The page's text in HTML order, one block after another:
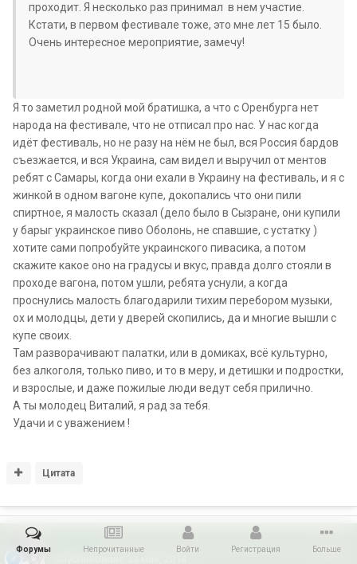
проходит. Я несколько раз принимал в нем участие.
Кстати, в первом фестивале тоже, это мне лет 15 было.
Очень интересное мероприятие, замечу!
Я то заметил родной мой братишка, а что с Оренбурга нет
народа на фестивале, что не отписал про нас. У нас когда
идёт фестиваль, но не разу на нём не был, вся Россия бардов
съезжается, и вся Украина, сам видел и выручил от ментов
ребят с Самары, когда они ехали в Украину на фестиваль, и я с
жинкой в одном вагоне купе, докопались что они пили
спиртное, я малость сказал (дело было в Сызране, они купили
у барыг украинское пиво Оболонь, не спавшие, с устатку )
хотите сами попробуйте украинского пивасика, а потом
скажите какое оно на градусы и вкус, правда долго стояли в
проходе вагона, потом ушли, ребята уснули, а когда
проснулись малость благодарили тихим перебором музыки,
ох и молодцы, дети у дверей скопились, да и многие вышли с
купе своих.
Там разворачивают палатки, или в домиках, всё культурно,
без алкоголя, только пиво, и то в меру, и детишки и подростки,
и взрослые, и даже пожилые люди ведут себя прилично.
А ты молодец Виталий, я рад за тебя.
Удачи и с уважением !
Цитата
Форумы Непрочитанные Войти Регистрация Больше